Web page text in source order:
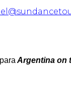
para Argentina on